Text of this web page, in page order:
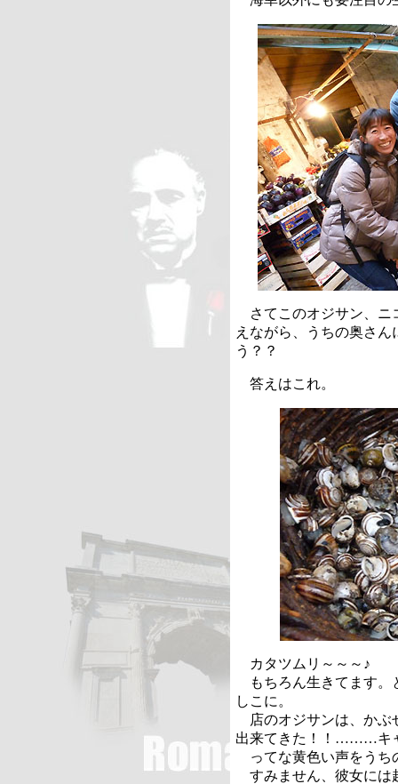
さてこのオジサン、ニ
えながら、うちの奥さ
う？？
答えはこれ。
カタツムリ～～～♪
もちろん生きてます。
しこに。
店のオジサンは、かぶ
出来てきた！！………キ
ってな黄色い声をうち
すみません、彼女には